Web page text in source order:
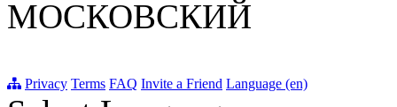
МОСКОВСКИЙ
Privacy Terms FAQ Invite a Friend Language (en)